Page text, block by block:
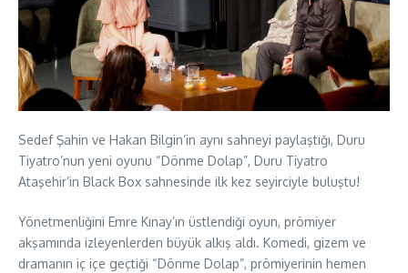
Sedef Şahin ve Hakan Bilgin’in aynı sahneyi paylaştığı, Duru
Tiyatro’nun yeni oyunu “Dönme Dolap”, Duru Tiyatro
Ataşehir’in Black Box sahnesinde ilk kez seyirciyle buluştu!
Yönetmenliğini Emre Kınay’ın üstlendiği oyun, prömiyer
akşamında izleyenlerden büyük alkış aldı. Komedi, gizem ve
dramanın iç içe geçtiği “Dönme Dolap”, prömiyerinin hemen